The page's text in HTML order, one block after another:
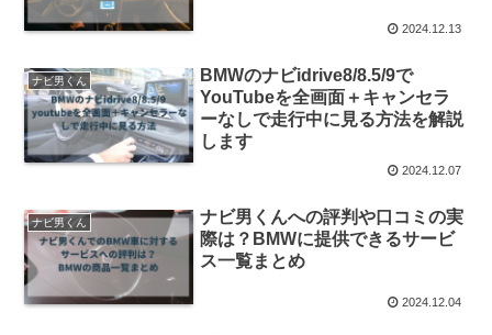
2024.12.13
ナビ男くん
BMWのナビidrive8/8.5/9で
YouTubeを全画面＋キャンセラ
ーなしで走行中に見る方法を解説
します
2024.12.07
ナビ男くん
ナビ男くんへの評判や口コミの実
際は？BMWに提供できるサービ
ス一覧まとめ
2024.12.04